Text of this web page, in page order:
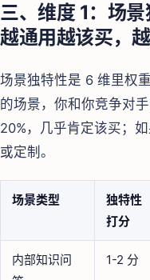
三、维度 1：场
越通用越该买，
场景独特性是 6 维里权
的场景，你和你竞争对
20%，几乎肯定该买；
或定制。
场景类型
独特性
打分
内部知识问
1-2 分